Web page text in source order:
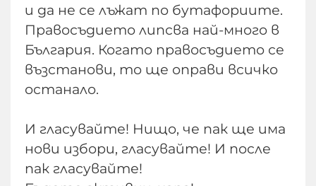
и да не се лъжат по бутафориите.
Правосъдието липсва най-много в
България. Когато правосъдието се
възстанови, то ще оправи всичко
останало.
И гласувайте! Нищо, че пак ще има
нови избори, гласувайте! И после
пак гласувайте!